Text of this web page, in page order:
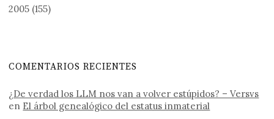
2005 (155)
COMENTARIOS RECIENTES
¿De verdad los LLM nos van a volver estúpidos? – Versvs
en El árbol genealógico del estatus inmaterial